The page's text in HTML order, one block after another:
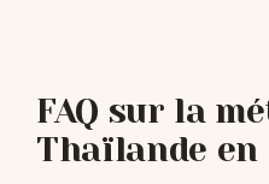
FAQ sur la
Thaïlande en